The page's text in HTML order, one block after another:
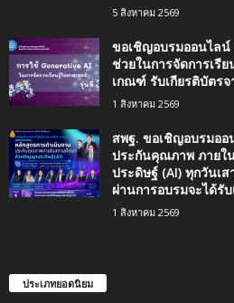
5 สิงหาคม 2569
ขอเชิญอบรมออนไลน์
ช่วยในการจัดการเรี
เกณฑ์ รับเกียรติบัตร
1 สิงหาคม 2569
สพฐ. ขอเชิญอบรมออ
ประกันคุณภาพ ภายใ
ประดิษฐ์ (AI) ทุกวันเ
ผ่านการอบรมจะได้รั
1 สิงหาคม 2569
ประเภทยอดนิยม